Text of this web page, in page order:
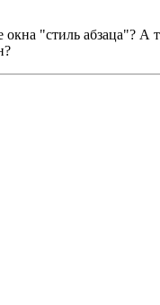
"стиль абзаца"?